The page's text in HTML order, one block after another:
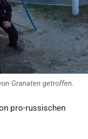
Granaten getroffen.
pro-russischen